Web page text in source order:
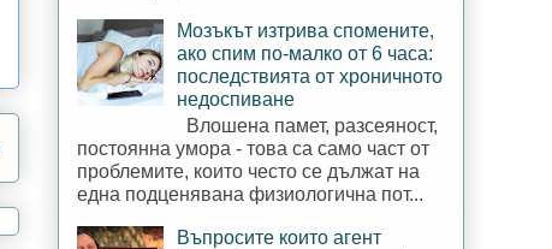
Мозъкът изтрива спомените,
ако спим по-малко от 6 часа:
последствията от хроничното
недоспиване
Влошена памет, разсеяност,
постоянна умора - това са само част от
проблемите, които често се дължат на
една подценявана физиологична пот...
Въпросите които агент